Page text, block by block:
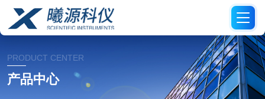
PRODUCT CENTER
产品中心